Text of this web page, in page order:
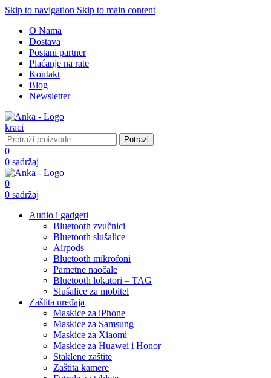
Skip to navigation Skip to main content
O Nama
Dostava
Postani partner
Plaćanje na rate
Kontakt
Blog
Newsletter
Potrazi
0
0 sadržaj
0
0 sadržaj
Audio i gadgeti
Bluetooth zvučnici
Bluetooth slušalice
Airpods
Bluetooth mikrofoni
Pametne naočale
Bluetooth lokatori – TAG
Slušalice za mobitel
Zaštita uređaja
Maskice za iPhone
Maskice za Samsung
Maskice za Xiaomi
Maskice za Huawei i Honor
Staklene zaštite
Zaštita kamere